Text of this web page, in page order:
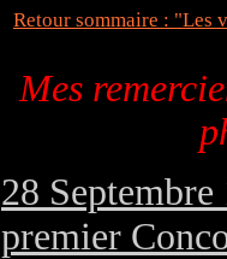
Retour sommaire : "Les
Mes
28
premier